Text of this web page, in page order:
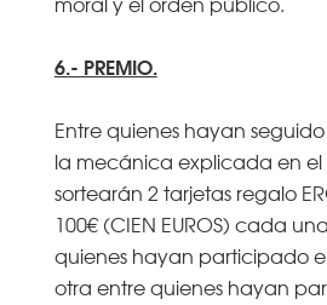
6.- PREMIO.
Entre quienes hayan
la mecánica explicada en el
sortearán 2 tarjetas regalo
100€ (CIEN EUROS) cada
quienes hayan participado
otra entre quienes hayan